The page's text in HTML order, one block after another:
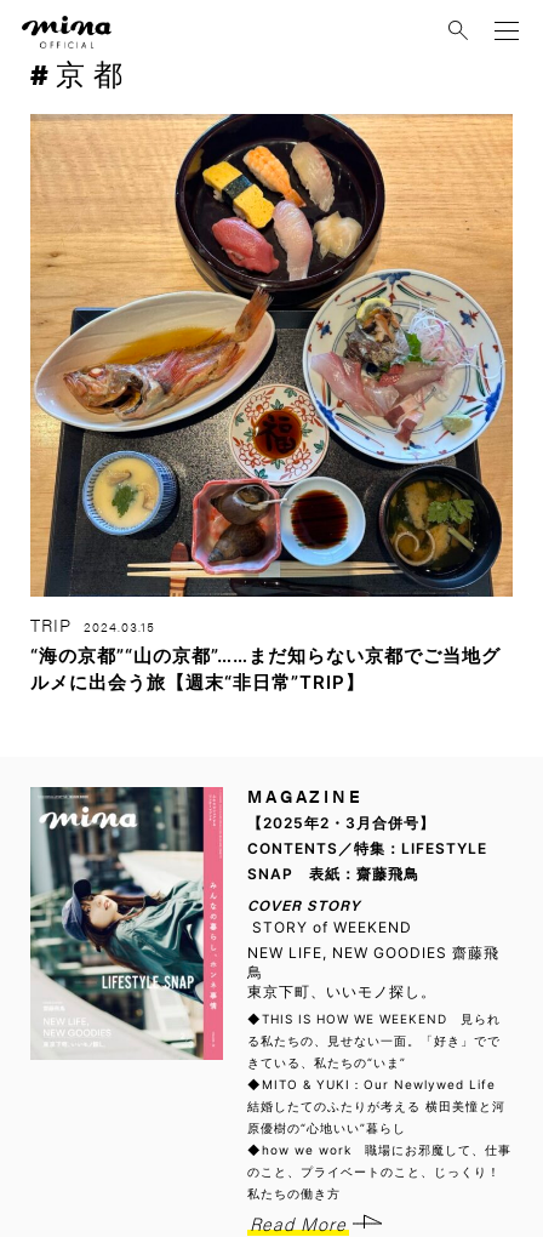
京都
TRIP 2024.03.15
“海の京都”“山の京都”……まだ知らない京都でご当地グ
ルメに出会う旅【週末“非日常”TRIP】
MAGAZINE
【2025年2・3月合併号】
CONTENTS／特集：LIFESTYLE
SNAP 表紙：齋藤飛鳥
COVER STORY
STORY of WEEKEND
NEW LIFE, NEW GOODIES 齋藤飛
鳥
東京下町、いいモノ探し。
◆THIS IS HOW WE WEEKEND 見られ
る私たちの、見せない一面。「好き」でで
きている、私たちの“いま”
◆MITO & YUKI：Our Newlywed Life
結婚したてのふたりが考える 横田美憧と河
原優樹の“心地いい”暮らし
◆how we work 職場にお邪魔して、仕事
のこと、プライベートのこと、じっくり！
私たちの働き方
Read More